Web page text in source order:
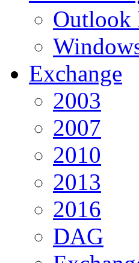
Outlook
Exchange
2003
2007
2010
2013
2016
DAG